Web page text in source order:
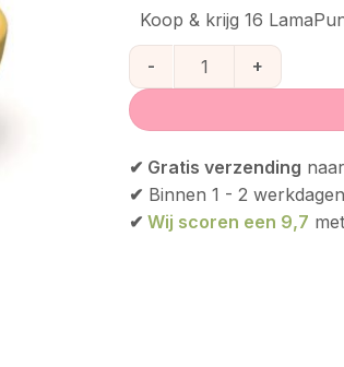
Koop & krijg 16
Ekobo Silicone bordje met
✔ Gratis verzending
✔ Binnen 1 - 2
✔ Wij scoren een 9,7